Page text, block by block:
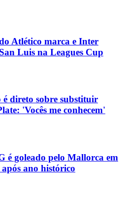
Atlético marca e Inter
Luis na Leagues Cup
direto sobre substituir
'Vocês me conhecem'
é goleado pelo Mallorca em
ano histórico